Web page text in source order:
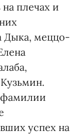
плечах и
Дыка, меццо-
фамилии
успех на